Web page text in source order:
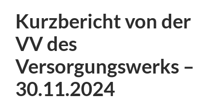
Kurzbericht von der
VV des
Versorgungswerks –
30.11.2024